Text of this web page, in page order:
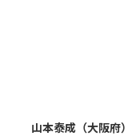
山本泰成（大阪府）